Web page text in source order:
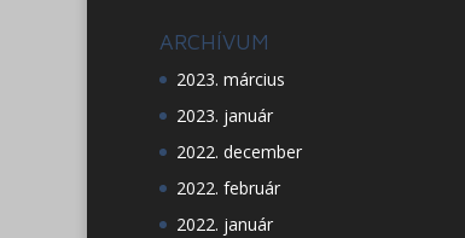
ARCHÍVUM
2023. március
2023. január
2022. december
2022. február
2022. január